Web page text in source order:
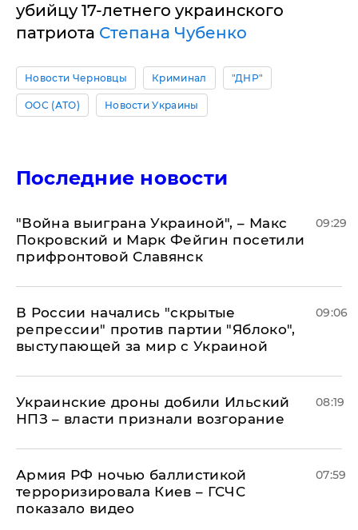
убийцу 17-летнего украинского
патриота Степана Чубенко
Новости Черновцы Криминал "ДНР"
ООС (АТО) Новости Украины
Последние новости
"Война выиграна Украиной", – Макс
Покровский и Марк Фейгин посетили
прифронтовой Славянск
09:29
В России начались "скрытые
репрессии" против партии "Яблоко",
выступающей за мир с Украиной
09:06
Украинские дроны добили Ильский
НПЗ – власти признали возгорание
08:19
Армия РФ ночью баллистикой
терроризировала Киев – ГСЧС
показало видео
07:59